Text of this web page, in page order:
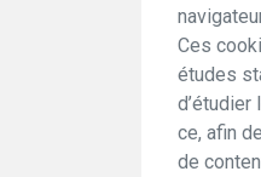
Ces
études
ce, afin
de